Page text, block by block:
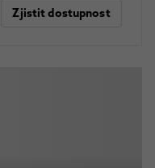
Zjistit dostupnost